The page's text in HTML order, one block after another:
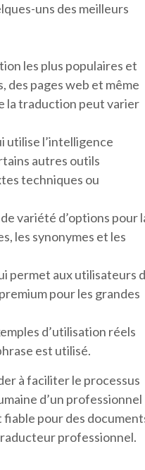
uns des meilleurs
les plus populaires et
des pages web et même
la traduction peut varier
utilise l’intelligence
autres outils
techniques ou
variété d’options pour
les synonymes et les
permet aux utilisateurs
pour les grandes
d’utilisation réels
est utilisé.
à faciliter le processus
d’un professionnel
pour des
professionnel.